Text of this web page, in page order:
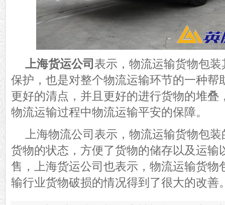
上海货运公司表示，物流运输货物包
保护，也是对整个物流运输环节的一种帮
更好的清点，并且更好的进行货物的堆叠
物流运输过程中物流运输平安的保障。
上海物流公司表示，物流运输货物包
货物的状态，方便了货物的储存以及运输
售，上海货运公司也表示，物流运输货物
输行业货物破损的情况得到了很大的改善